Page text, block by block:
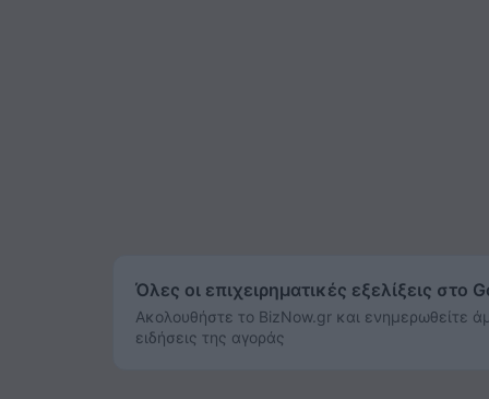
Όλες οι επιχειρηματικές εξελίξεις στο
Ακολουθήστε το BizNow.gr και ενημερωθείτε
ειδήσεις της αγοράς